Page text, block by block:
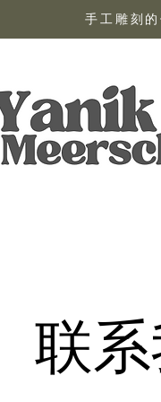
手工雕刻
联